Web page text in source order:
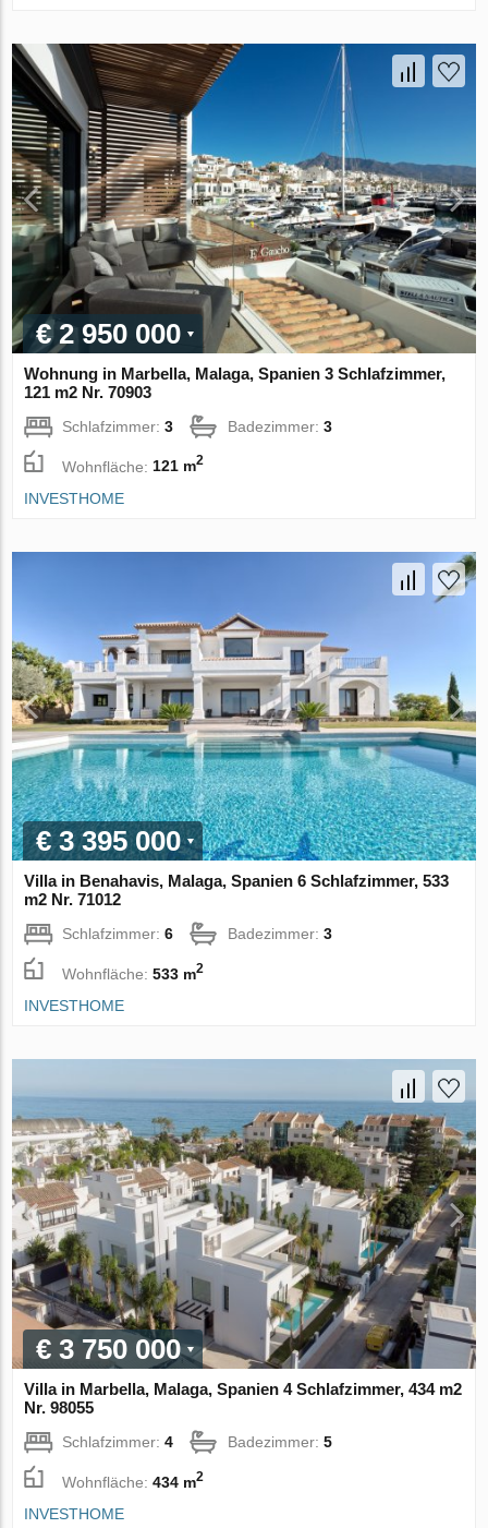
€ 2 950 000
Wohnung in Marbella, Malaga, Spanien 3 Schlafzimmer,
121 m2 Nr. 70903
Schlafzimmer:3 Badezimmer:3
Wohnfläche: 121 m2
INVESTHOME
€ 3 395 000
Villa in Benahavis, Malaga, Spanien 6 Schlafzimmer, 533
m2 Nr. 71012
Schlafzimmer:6 Badezimmer:3
Wohnfläche:533 m2
INVESTHOME
€ 3 750 000
Villa in Marbella, Malaga, Spanien 4 Schlafzimmer, 434 m2
Nr. 98055
Schlafzimmer:4 Badezimmer:5
Wohnfläche:434 m2
INVESTHOME